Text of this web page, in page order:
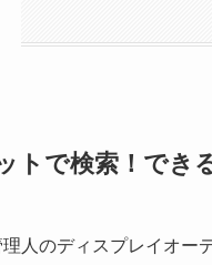
トで検索！でき
理人のディスプレイオー